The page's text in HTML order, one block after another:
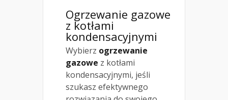
Ogrzewanie gazowe
z kotłami
kondensacyjnymi
Wybierz ogrzewanie
gazowe z kotłami
kondensacyjnymi, jeśli
szukasz efektywnego